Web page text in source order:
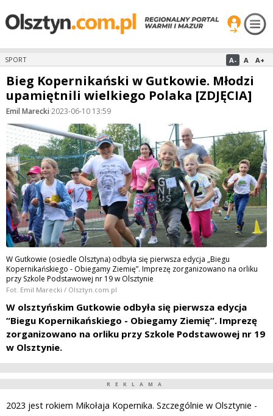
SPORT A- A A+
Bieg Kopernikański w Gutkowie. Młodzi
upamiętnili wielkiego Polaka [ZDJĘCIA]
Emil Marecki·2023-06-10 13:59
W Gutkowie (osiedle Olsztyna) odbyła się pierwsza edycja „Biegu
Kopernikańskiego - Obiegamy Ziemię”. Imprezę zorganizowano na orliku
przy Szkole Podstawowej nr 19 w Olsztynie
Fot. Emil Marecki / Olsztyn.com.pl
W olsztyńskim Gutkowie odbyła się pierwsza edycja
“Biegu Kopernikańskiego - Obiegamy Ziemię”. Imprezę
zorganizowano na orliku przy Szkole Podstawowej nr 19
w Olsztynie.
REKLAMA
2023 jest rokiem Mikołaja Kopernika. Szczególnie w Olsztynie -